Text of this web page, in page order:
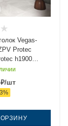
Vegas-
Protec
h1900
130х75 стекло
золото
/шт
%